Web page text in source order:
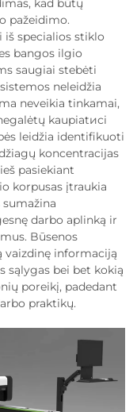
kad būtų
pažeidimo.
specialios stiklo
bangos ilgio
saugiai stebėti
neleidžia
neveikia tinkamai,
kaupiatисi
leidžia identifikuoti
koncentracijas
pasiekiant
korpusas įtraukia
darbo aplinką ir
Būsenos
vaizdinę informaciją
sąlygas bei bet kokią
poreikį, padedant
praktikų.